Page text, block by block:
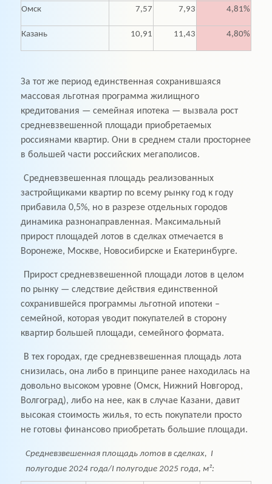
Омск 7,57 7,93 4,81%
Казань 10,91 11,43 4,80%
За тот же период единственная сохранившаяся
массовая льготная программа жилищного
кредитования — семейная ипотека — вызвала рост
средневзвешенной площади приобретаемых
россиянами квартир. Они в среднем стали просторнее
в большей части российских мегаполисов.
Средневзвешенная площадь реализованных
застройщиками квартир по всему рынку год к году
прибавила 0,5%, но в разрезе отдельных городов
динамика разнонаправленная. Максимальный
прирост площадей лотов в сделках отмечается в
Воронеже, Москве, Новосибирске и Екатеринбурге.
Прирост средневзвешенной площади лотов в целом
по рынку — следствие действия единственной
сохранившейся программы льготной ипотеки –
семейной, которая уводит покупателей в сторону
квартир большей площади, семейного формата.
В тех городах, где средневзвешенная площадь лота
снизилась, она либо в принципе ранее находилась на
довольно высоком уровне (Омск, Нижний Новгород,
Волгоград), либо на нее, как в случае Казани, давит
высокая стоимость жилья, то есть покупатели просто
не готовы финансово приобретать большие площади.
Средневзвешенная площадь лотов в сделках, I
полугодие 2024 года/I полугодие 2025 года, м²: